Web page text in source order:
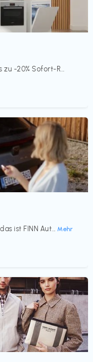
zu -20% Sofort-R...
ist FINN Aut... Mehr